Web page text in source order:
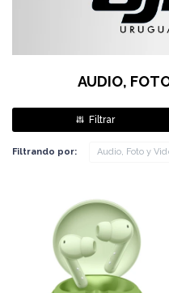
AUDIO,
Filtrando por: Audio, Foto y